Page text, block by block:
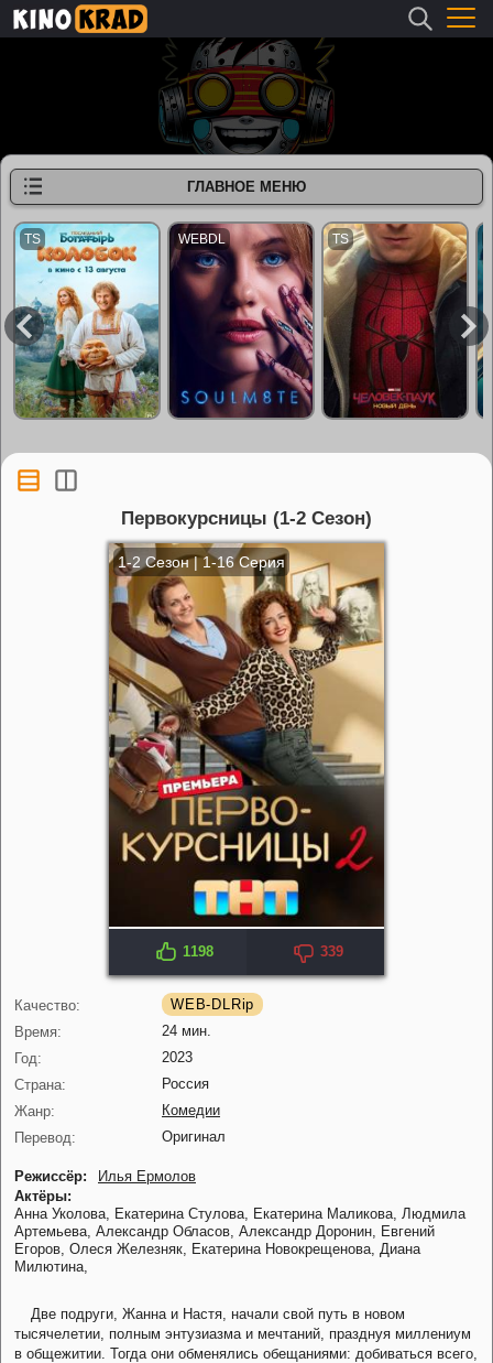
Первокурсницы (1-2 Сезон)
KP: 8.3 1198 339
1-2 Сезон | 1-16 Серия
Качество:
WEB-DLRip
Время:
24 мин.
Год:
2023
Страна:
Россия
Жанр:
Комедии
Перевод:
Оригинал
Режиссёр:
Илья Ермолов
Актёры:
Анна Уколова, Екатерина Стулова, Екатерина Маликова, Людмила
Артемьева, Александр Обласов, Александр Доронин, Евгений
Егоров, Олеся Железняк, Екатерина Новокрещенова, Диана
Милютина,
Две подруги, Жанна и Настя, начали свой путь в новом
тысячелетии, полным энтузиазма и мечтаний, празднуя миллениум
в общежитии. Тогда они обменялись обещаниями: добиваться всего,
ГЛАВНОЕ МЕНЮ